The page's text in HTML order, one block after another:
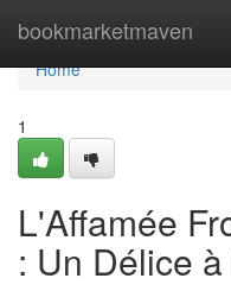
bookmarketmaven
Home
Home
1
L'Affamée
: Un Délice